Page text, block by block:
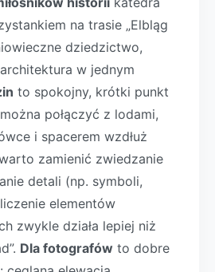
na trasie „Elbląg
dziedzictwo,
w jednym
to spokojny, krótki punkt
połączyć z lodami,
i spacerem wzdłuż
zamienić zwiedzanie
detali (np. symboli,
elementów
zwykle działa lepiej niż
Dla fotografów to dobre